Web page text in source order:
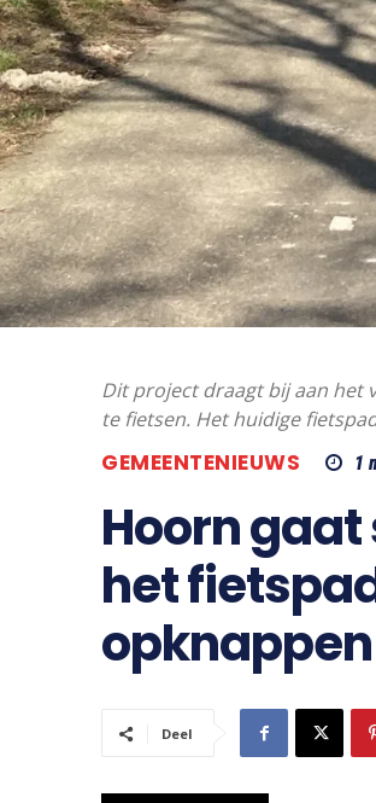
Dit project draagt bij aan het
te fietsen. Het huidige
GEMEENTENIEUWS 1
Hoorn
het
opknappen
Deel